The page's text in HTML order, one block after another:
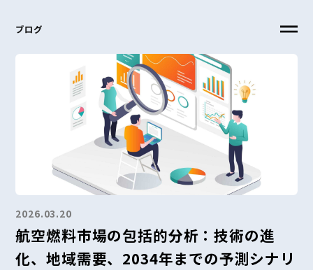
ブログ
2026.03.20
航空燃料市場の包括的分析：技術の進
化、地域需要、2034年までの予測シナリ